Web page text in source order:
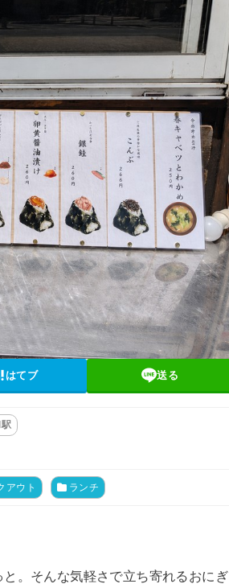
はてブ 送る
アウト ランチ
。そんな気軽さで立ち寄れるおにぎ